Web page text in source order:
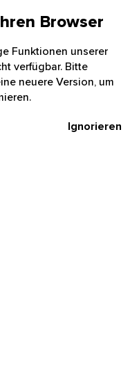
Browser
Funktionen unserer
verfügbar. Bitte
neuere Version, um
Ignorieren